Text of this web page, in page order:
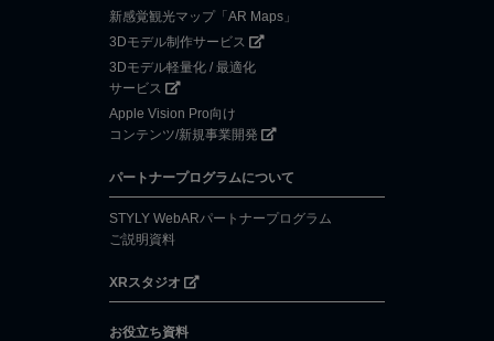
新感覚観光マップ「AR Maps」
3Dモデル制作サービス
3Dモデル軽量化 / 最適化
サービス
Apple Vision Pro向け
コンテンツ/新規事業開発
パートナープログラムについて
STYLY WebARパートナープログラム
ご説明資料
XRスタジオ
お役立ち資料